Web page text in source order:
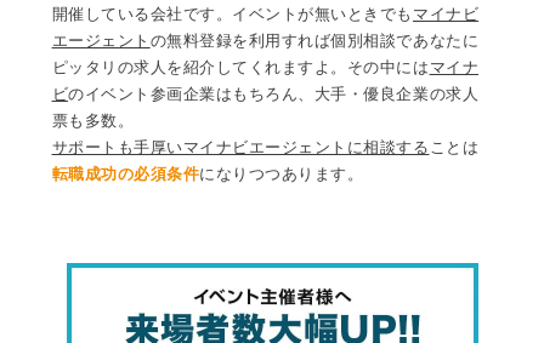
開催している会社です。イベントが無いときでも マイナビ
エージェント の無料登録を利用すれば個別相談であなたに
ピッタリの求人を紹介してくれますよ。その中には マイナ
ビのイベント参画企業はもちろん、大手・優良企業の求人
票も多数。
サポートも手厚いマイナビエージェントに相談する ことは
転職成功の必須条件になりつつあります。